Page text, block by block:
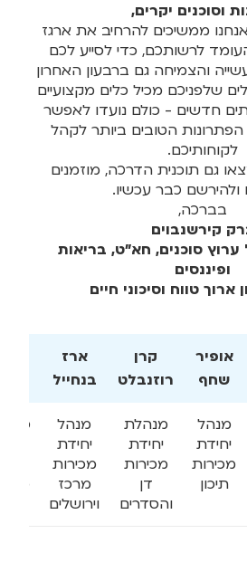
וסוכנים יקרים,
ממשיכים להרחיב את ארגז
לרשותכם, כדי לסייע לכם
והצמיחה גם ברבעון האחרון
שלפניכם מכיל כלים מקצועיים
חדשים - כולם נועדו לאפשר
הטובים ביותר לקהל
לקוחותיכם.
גם תוכנית הדרכה, מוזמנים
ולהירשם כבר עכשיו.
בברכה,
קירשנבוים
סוכנים, חא"ט, בריאות
ופיננסים
ארוך טווח וסיכוני חיים
אופיר
שחף
קרן
רוזנבלט
ארז
בנחייל
מנהל
יחידת
מכירות
תיכון
מנהלת
יחידת
מכירות
דן
והסדרים
מנהל
יחידת
מכירות
מרכז
וירושלים